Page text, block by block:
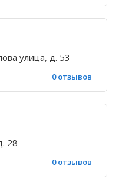
улица, д. 53
0 отзывов
28
0 отзывов